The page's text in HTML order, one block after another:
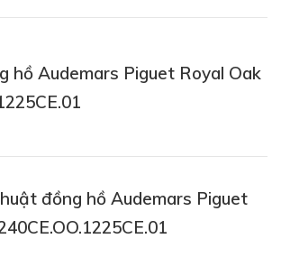
hồ Audemars Piguet Royal Oak
đồng hồ Audemars Piguet